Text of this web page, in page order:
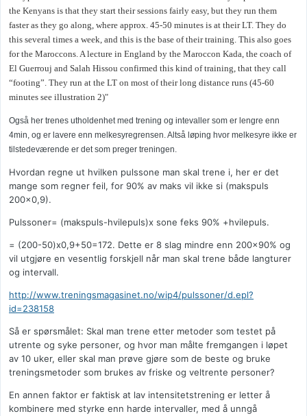
the Kenyans is that they start their sessions fairly easy, but they run them
faster as they go along, where approx. 45-50 minutes is at their LT. They do
this several times a week, and this is the base of their training. This also goes
for the Maroccons. A lecture in England by the Maroccon Kada, the coach of
El Guerrouj and Salah Hissou confirmed this kind of training, that they call
“footing”. They run at the LT on most of their long distance runs (45-60
minutes see illustration 2)"
Også her trenes utholdenhet med trening og intevaller som er lengre enn
4min, og er lavere enn melkesyregrensen. Altså løping hvor melkesyre ikke er
tilstedeværende er det som preger treningen.
Hvordan regne ut hvilken pulssone man skal trene i, her er det
mange som regner feil, for 90% av maks vil ikke si (makspuls
200x0,9).
Pulssoner= (makspuls-hvilepuls)x sone feks 90% +hvilepuls.
= (200-50)x0,9+50=172. Dette er 8 slag mindre enn 200x90% og
vil utgjøre en vesentlig forskjell når man skal trene både langturer
og intervall.
http://www.treningsmagasinet.no/wip4/pulssoner/d.epl?
id=238158
Så er spørsmålet: Skal man trene etter metoder som testet på
utrente og syke personer, og hvor man målte fremgangen i løpet
av 10 uker, eller skal man prøve gjøre som de beste og bruke
treningsmetoder som brukes av friske og veltrente personer?
En annen faktor er faktisk at lav intensitetstrening er letter å
kombinere med styrke enn harde intervaller, med å unngå